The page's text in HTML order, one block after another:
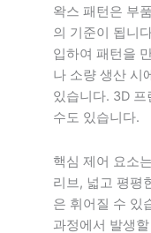
왁스 패턴은 부
의 기준이 됩니
입하여 패턴을
나 소량 생산 시
있습니다. 3D
수도 있습니다.
핵심 제어 요소
리브, 넓고 평평
은 휘어질 수 있
과정에서 발생